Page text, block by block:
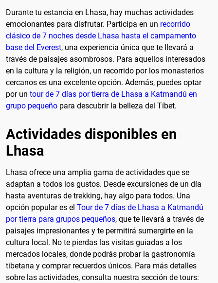
Durante tu estancia en Lhasa, hay muchas actividades
emocionantes para disfrutar. Participa en un recorrido
clásico de 7 noches desde Lhasa hasta el campamento
base del Everest, una experiencia única que te llevará a
través de paisajes asombrosos. Para aquellos interesados
en la cultura y la religión, un recorrido por los monasterios
cercanos es una excelente opción. Además, puedes optar
por un tour de 7 días por tierra de Lhasa a Katmandú en
grupo pequeño para descubrir la belleza del Tíbet.
Actividades disponibles en
Lhasa
Lhasa ofrece una amplia gama de actividades que se
adaptan a todos los gustos. Desde excursiones de un día
hasta aventuras de trekking, hay algo para todos. Una
opción popular es el Tour de 7 días de Lhasa a Katmandú
por tierra para grupos pequeños, que te llevará a través de
paisajes impresionantes y te permitirá sumergirte en la
cultura local. No te pierdas las visitas guiadas a los
mercados locales, donde podrás probar la gastronomía
tibetana y comprar recuerdos únicos. Para más detalles
sobre las actividades, consulta nuestra sección de tours: